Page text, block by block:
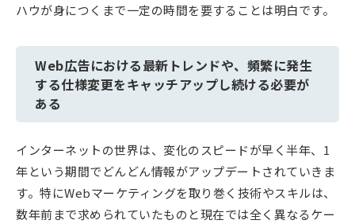
ハウが身につくまで一定の時間を要することは明白です。
Web広告における最新トレンドや、頻繁に発生
する仕様変更をキャッチアップし続ける必要が
ある
インターネットの世界は、変化のスピードが早く半年、1
年という期間でどんどん情報がアップデートされていきま
す。特にWebマーケティングを取り巻く技術やスキルは、
数年前まで求められていたものと現在では全く異なるケー